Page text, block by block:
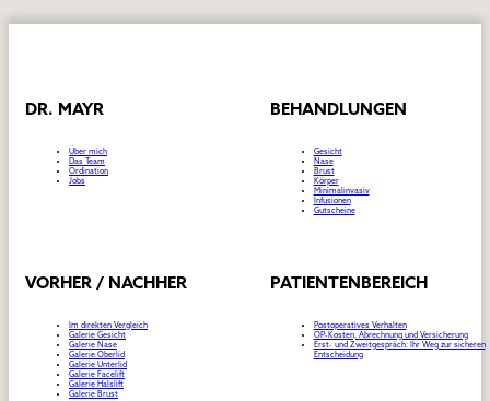
DR. MAYR
Über mich
Das Team
Ordination
Jobs
BEHANDLUNGEN
Gesicht
Nase
Brust
Körper
Minimalinvasiv
Infusionen
Gutscheine
VORHER / NACHHER
Im direkten Vergleich
Galerie Gesicht
Galerie Nase
Galerie Oberlid
Galerie Unterlid
Galerie Facelift
Galerie Halslift
Galerie Brust
PATIENTENBEREICH
Postoperatives Verhalten
OP-Kosten, Abrechnung und Versicherung
Erst- und Zweitgespräch: Ihr Weg zur sicheren
Entscheidung